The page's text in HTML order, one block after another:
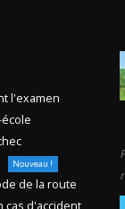
l'examen
Nouveau !
de la route